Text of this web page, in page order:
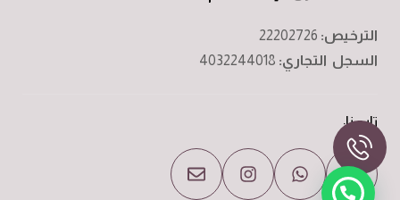
الترخيص: 22202726
السجل التجاري: 4032244018
تابعنا: